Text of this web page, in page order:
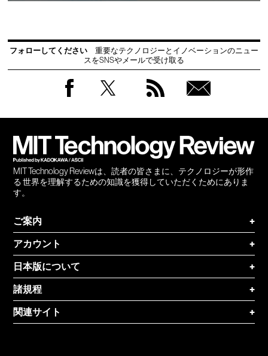
フォローしてください
重要なテクノロジーとイノベーションのニュー
スをSNSやメールで受け取る
MIT Technology Reviewは、読者の皆さまに、テクノロジーが形作
る 世界を理解するための知識を獲得していただくためにありま
す。
ご案内
+
アカウント
+
日本版について
+
諸規程
+
関連サイト
+